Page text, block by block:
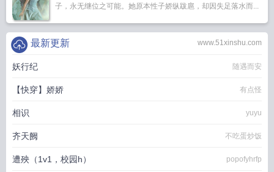
子，永无继位之可能。她原本性子娇纵跋扈，却因失足落水而...
www.51xinshu.com
最新更新
妖行纪 随遇而安
【快穿】娇娇 有点怪
相识 yuyu
齐天阙 不吃蛋炒饭
遭殃（1v1，校园h） popofyhrfp